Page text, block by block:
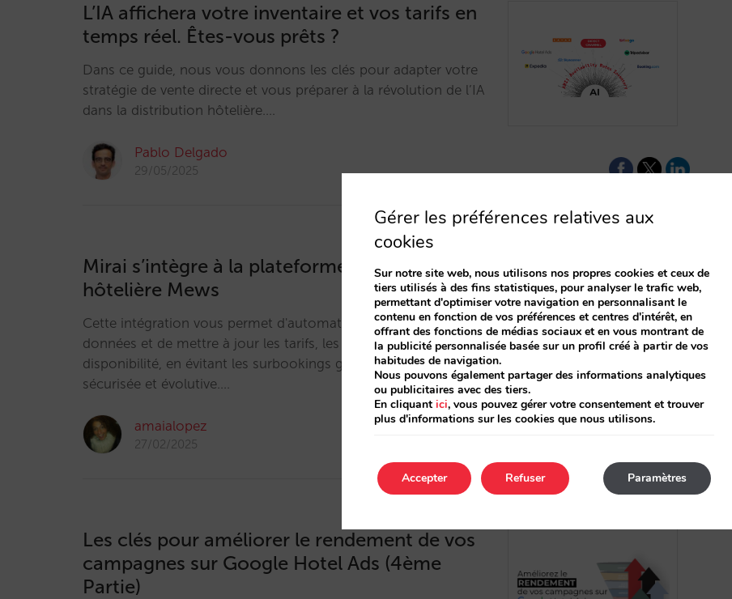
L’IA affichera votre inventaire et vos tarifs en
temps réel. Êtes-vous prêts ?
Dans ce guide, nous vous donnons les clés pour adapter votre
stratégie de vente directe et vous préparer à la révolution de l’IA
dans la distribution hôtelière.…
Pablo Delgado
29/05/2025
Mirai s’intègre à la plateforme de gestion
hôtelière Mews
Cette intégration vous permet d'automatiser le transfert de
données et de mettre à jour les tarifs, les restrictions et la
disponibilité, en évitant les surbookings grâce à une connexion
sécurisée et évolutive.…
amaialopez
27/02/2025
Les clés pour améliorer le rendement de vos
campagnes sur Google Hotel Ads (4ème
Partie)
Gérer les préférences relatives aux
cookies
Sur notre site web, nous utilisons nos propres cookies et ceux de
tiers utilisés à des fins statistiques, pour analyser le trafic web,
permettant d'optimiser votre navigation en personnalisant le
contenu en fonction de vos préférences et centres d'intérêt, en
offrant des fonctions de médias sociaux et en vous montrant de
la publicité personnalisée basée sur un profil créé à partir de vos
habitudes de navigation.
Nous pouvons également partager des informations analytiques
ou publicitaires avec des tiers.
En cliquant ici, vous pouvez gérer votre consentement et trouver
plus d'informations sur les cookies que nous utilisons.
Accepter Paramètres
Refuser